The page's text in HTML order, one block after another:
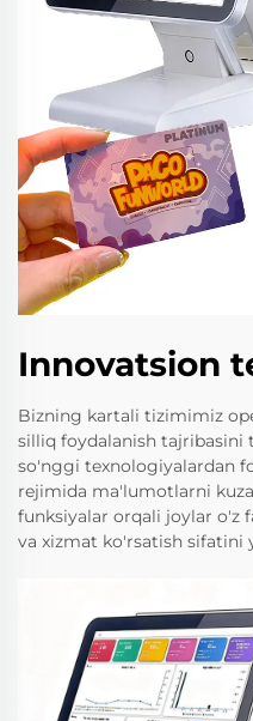
Innovatsion
Bizning kartali tizimimiz
silliq foydalanish tajribasini
so'nggi texnologiyalardan
rejimida ma'lumotlarni
funksiyalar orqali joylar o'z
va xizmat ko'rsatish sifatini